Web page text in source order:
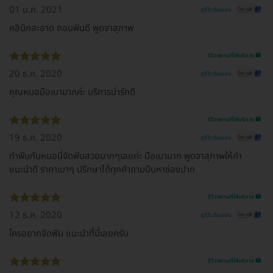
01 ม.ค. 2021 ดูรีวิวต้นฉบับ
คลินิกสะอาด ถอนฟันดี พูดจาสุภาพ
รีวิวสถานที่ให้บริการ 🏥
20 ธ.ค. 2020 ดูรีวิวต้นฉบับ
คุณหมอมือเบามากค่ะ บริการน่ารักดี
รีวิวสถานที่ให้บริการ 🏥
19 ธ.ค. 2020 ดูรีวิวต้นฉบับ
ทำฟันกับหมอนี่จัดฟันสวยมากๆเลยค่ะ มือเบามาก พูดจาสุภาพให้คำ
แนะนำดี ราคาเบาๆ ปรึกษาได้ทุกคำถามปันหาช่องปาก
รีวิวสถานที่ให้บริการ 🏥
12 ธ.ค. 2020 ดูรีวิวต้นฉบับ
ใครอยากจัดฟัน แนะนำที่นี่เลยครับ
รีวิวสถานที่ให้บริการ 🏥